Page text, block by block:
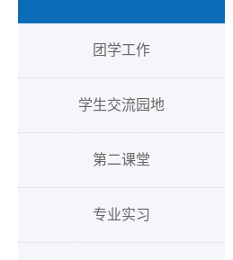
团学工作
学生交流园地
第二课堂
专业实习